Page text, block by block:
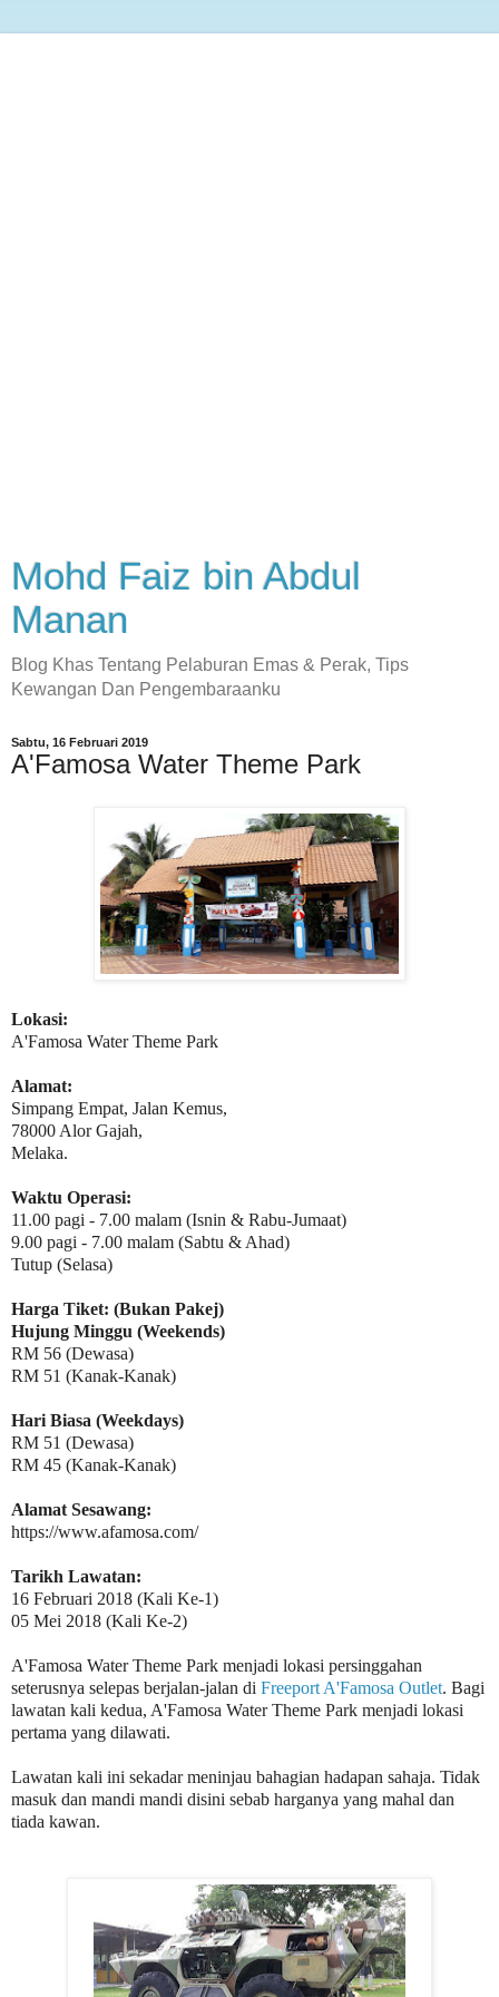
Mohd Faiz bin Abdul
Manan
Blog Khas Tentang Pelaburan Emas & Perak, Tips
Kewangan Dan Pengembaraanku
Sabtu, 16 Februari 2019
A'Famosa Water Theme Park
Lokasi:
A'Famosa Water Theme Park
Alamat:
Simpang Empat, Jalan Kemus,
78000 Alor Gajah,
Melaka.
Waktu Operasi:
11.00 pagi - 7.00 malam (Isnin & Rabu-Jumaat)
9.00 pagi - 7.00 malam (Sabtu & Ahad)
Tutup (Selasa)
Harga Tiket: (Bukan Pakej)
Hujung Minggu (Weekends)
RM 56 (Dewasa)
RM 51 (Kanak-Kanak)
Hari Biasa (Weekdays)
RM 51 (Dewasa)
RM 45 (Kanak-Kanak)
Alamat Sesawang:
https://www.afamosa.com/
Tarikh Lawatan:
16 Februari 2018 (Kali Ke-1)
05 Mei 2018 (Kali Ke-2)
A'Famosa Water Theme Park menjadi lokasi persinggahan
seterusnya selepas berjalan-jalan di Freeport A'Famosa Outlet. Bagi
lawatan kali kedua, A'Famosa Water Theme Park menjadi lokasi
pertama yang dilawati.
Lawatan kali ini sekadar meninjau bahagian hadapan sahaja. Tidak
masuk dan mandi mandi disini sebab harganya yang mahal dan
tiada kawan.